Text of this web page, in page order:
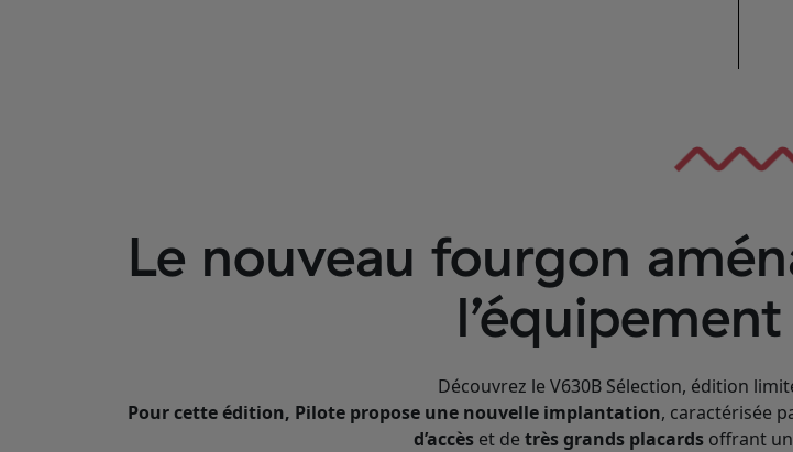
Le nouveau fourgon
Découvrez le V630B Sélection, édition
Pour cette édition, Pilote propose une nouvelle implantation, caractérisée
d’accèset de très grands placardsoffrant